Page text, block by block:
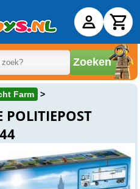
Zoeken
Farm
POLITIEPOST